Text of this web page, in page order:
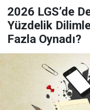
2026 LGS’de
Yüzdelik
Fazla Oynadı?